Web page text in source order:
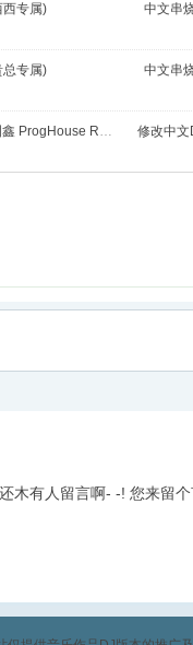
西专属) 中文串
总专属) 中文串
【丰城DJ小江修改】林俊杰 - 江南(Dj泪鑫 ProgHouse Remix) 修改中文
木有人留言啊- -! 您来留